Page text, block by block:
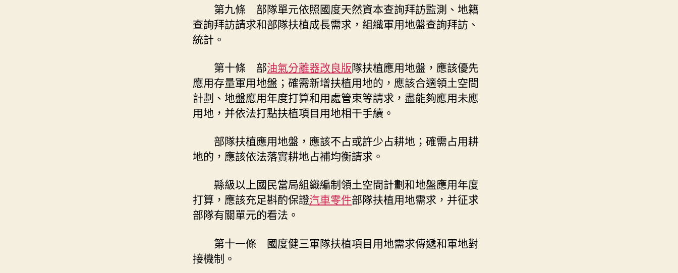
第九條 部隊單元依照國度天然資本查詢拜訪監測、地籍
查詢拜訪請求和部隊扶植成長需求，組織軍用地盤查詢拜訪、
統計。
第十條 部油氣分離器改良版隊扶植應用地盤，應該優先
應用存量軍用地盤；確需新增扶植用地的，應該合適領土空間
計劃、地盤應用年度打算和用處管束等請求，盡能夠應用未應
用地，并依法打點扶植項目用地相干手續。
部隊扶植應用地盤，應該不占或許少占耕地；確需占用耕
地的，應該依法落實耕地占補均衡請求。
縣級以上國民當局組織編制領土空間計劃和地盤應用年度
打算，應該充足斟酌保證汽車零件部隊扶植用地需求，并征求
部隊有關單元的看法。
第十一條 國度健三軍隊扶植項目用地需求傳遞和軍地對
接機制。